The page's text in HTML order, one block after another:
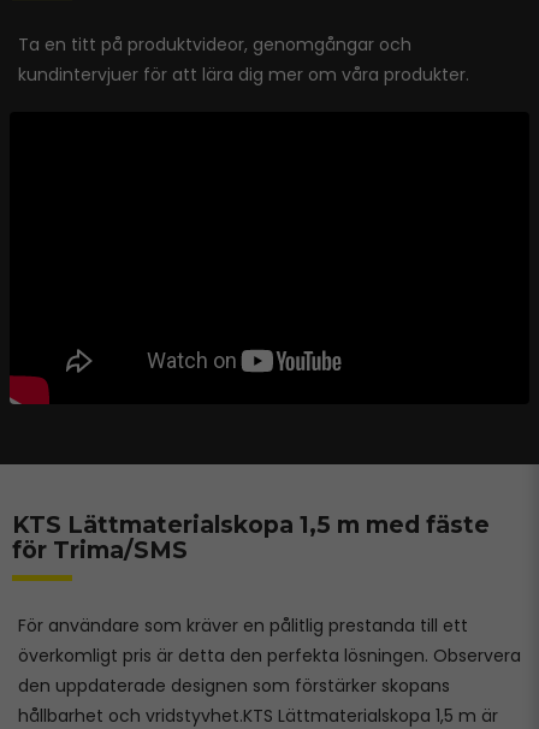
Ta en titt på produktvideor, genomgångar och
kundintervjuer för att lära dig mer om våra produkter.
KTS Lättmaterialskopa 1,5 m med fäste
för Trima/SMS
För användare som kräver en pålitlig prestanda till ett
överkomligt pris är detta den perfekta lösningen. Observera
den uppdaterade designen som förstärker skopans
hållbarhet och vridstyvhet.KTS Lättmaterialskopa 1,5 m är